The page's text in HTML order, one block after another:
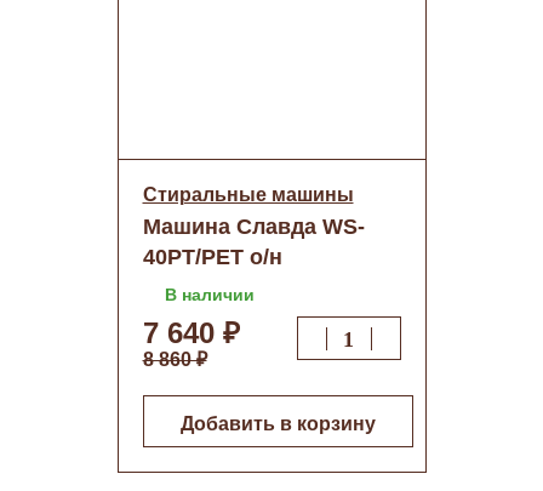
Стиральные машины
Машина Славда WS-
40PT/РЕТ о/н
В наличии
7 640 ₽
8 860 ₽
Добавить в корзину